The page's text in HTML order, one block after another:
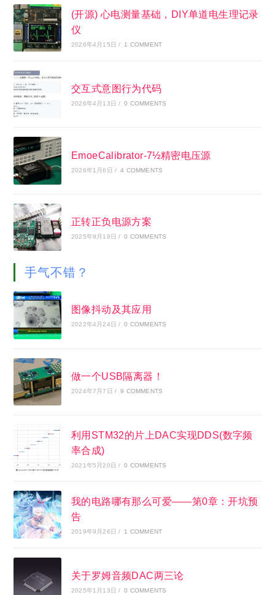
(开源) 心电测量基础，DIY单道电生理记录
仪
2026年4月15日 / 1 COMMENT
交互式意图行为代码
2026年4月13日 / 0 COMMENTS
EmoeCalibrator-7½精密电压源
2026年1月6日 / 4 COMMENTS
正转正负电源方案
2025年9月19日 / 0 COMMENTS
手气不错？
图像抖动及其应用
2022年4月24日 / 0 COMMENTS
做一个USB隔离器！
2024年7月7日 / 9 COMMENTS
利用STM32的片上DAC实现DDS(数字频
率合成)
2021年5月20日 / 0 COMMENTS
我的电路哪有那么可爱——第0章：开坑预
告
2019年9月26日 / 1 COMMENT
关于罗姆音频DAC两三论
2025年1月13日 / 0 COMMENTS